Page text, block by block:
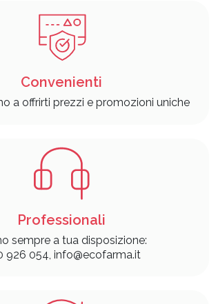
Convenienti
a offrirti prezzi e promozioni uniche
Professionali
sempre a tua disposizione:
926 054, info@ecofarma.it